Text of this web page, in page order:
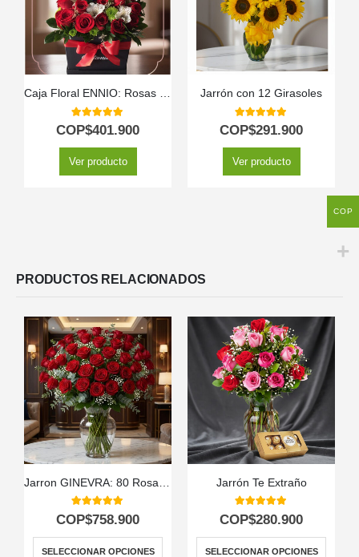
Caja Floral ENNIO: Rosas Rojas y Vino Tinto para Regalar 🍷
5.00out of 5
COP$401.900
Ver producto
Jarrón con 12 Girasoles
5.00out of 5
COP$291.900
Ver producto
PRODUCTOS RELACIONADOS
5.00out of 5
COP$758.900
SELECCIONAR OPCIONES
Jarrón Te Extraño
5.00out of 5
COP$280.900
SELECCIONAR OPCIONES
COP